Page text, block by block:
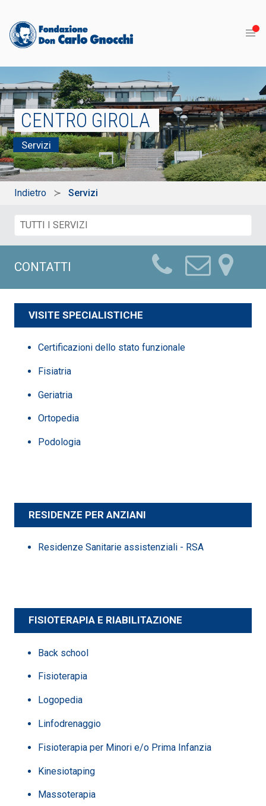
CENTRO GIROLA
Servizi
Indietro Servizi
CONTATTI
VISITE SPECIALISTICHE
Certificazioni dello stato funzionale
Fisiatria
Geriatria
Ortopedia
Podologia
RESIDENZE PER ANZIANI
Residenze Sanitarie assistenziali - RSA
FISIOTERAPIA E RIABILITAZIONE
Back school
Fisioterapia
Logopedia
Linfodrenaggio
Fisioterapia per Minori e/o Prima Infanzia
Kinesiotaping
Massoterapia